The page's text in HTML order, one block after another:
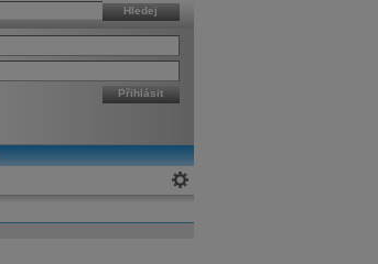
Hledej
Přihlásit